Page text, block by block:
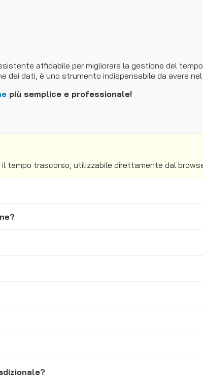
affidabile per migliorare la gestione del
dati, è uno strumento indispensabile da avere nel
più semplice e professionale!
tempo trascorso, utilizzabile direttamente dal